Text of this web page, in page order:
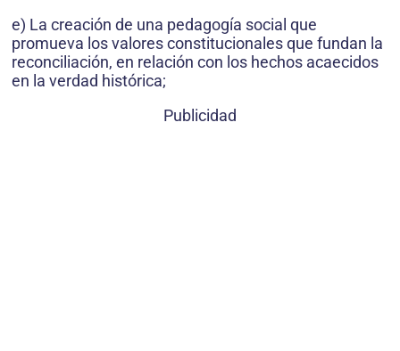
e) La creación de una pedagogía social que
promueva los valores constitucionales que fundan la
reconciliación, en relación con los hechos acaecidos
en la verdad histórica;
Publicidad